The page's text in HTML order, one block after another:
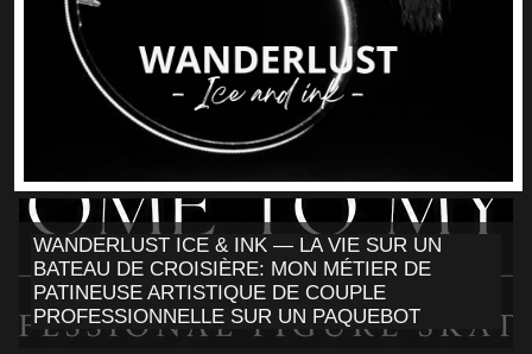
WANDERLUST ICE & INK — LA VIE SUR UN
BATEAU DE CROISIÈRE: MON MÉTIER DE
PATINEUSE ARTISTIQUE DE COUPLE
PROFESSIONNELLE SUR UN PAQUEBOT